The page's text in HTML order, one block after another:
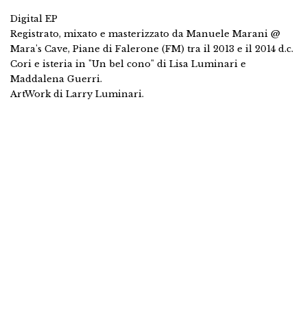
Digital EP
Registrato, mixato e masterizzato da Manuele Marani @
Mara's Cave, Piane di Falerone (FM) tra il 2013 e il 2014 d.c.
Cori e isteria in "Un bel cono" di Lisa Luminari e
Maddalena Guerri.
ArtWork di Larry Luminari.